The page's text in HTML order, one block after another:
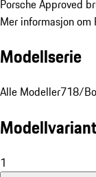
Porsche Approved
Mer informasjon
Modellserie
Alle Modeller718/
1